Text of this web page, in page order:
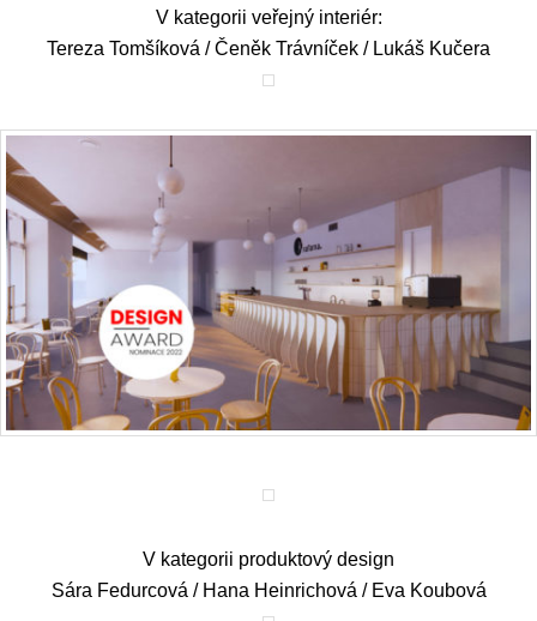
V kategorii veřejný interiér:
Tereza Tomšíková / Čeněk Trávníček / Lukáš Kučera
V kategorii produktový design
Sára Fedurcová / Hana Heinrichová / Eva Koubová